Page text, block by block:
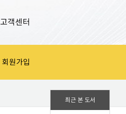
최근 본 도서
고객센터
회원가입